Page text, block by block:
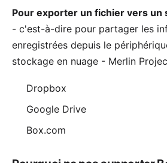
Pour exporter un fichier vers un
- c'est-à-dire pour partager les
enregistrées depuis le
stockage en nuage - Merlin
Dropbox
Google Drive
Box.com